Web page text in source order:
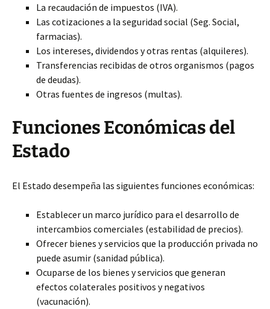
La recaudación de impuestos (IVA).
Las cotizaciones a la seguridad social (Seg. Social,
farmacias).
Los intereses, dividendos y otras rentas (alquileres).
Transferencias recibidas de otros organismos (pagos
de deudas).
Otras fuentes de ingresos (multas).
Funciones Económicas del
Estado
El Estado desempeña las siguientes funciones económicas:
Establecer un marco jurídico para el desarrollo de
intercambios comerciales (estabilidad de precios).
Ofrecer bienes y servicios que la producción privada no
puede asumir (sanidad pública).
Ocuparse de los bienes y servicios que generan
efectos colaterales positivos y negativos
(vacunación).